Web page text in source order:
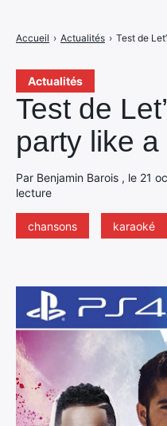
Actualités
Test de
party like
Par Benjamin Barois , le 21
lecture
chansons karaoké
Accueil › Actualités › Test de